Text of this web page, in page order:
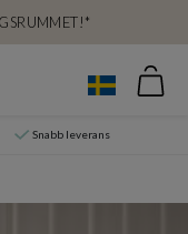
Snabb leverans